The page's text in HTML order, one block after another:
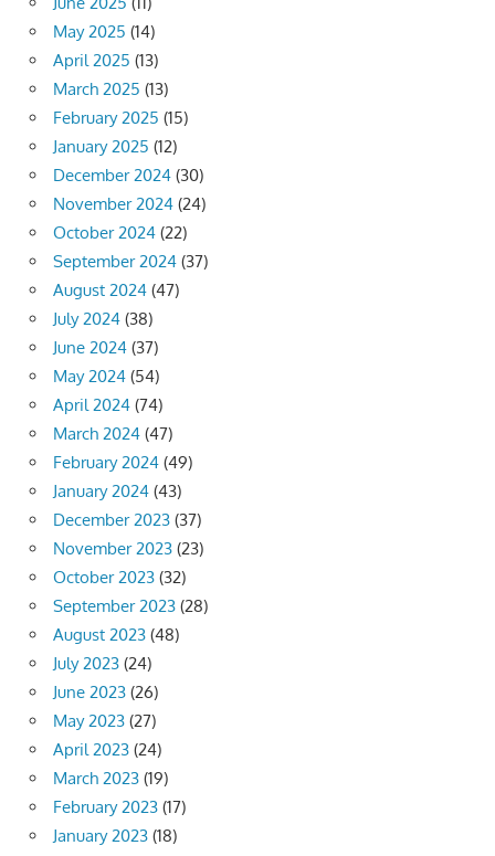
May 2025 (14)
April 2025 (13)
March 2025 (13)
February 2025 (15)
January 2025 (12)
December 2024 (30)
November 2024 (24)
October 2024 (22)
September 2024 (37)
August 2024 (47)
July 2024 (38)
June 2024 (37)
May 2024 (54)
April 2024 (74)
March 2024 (47)
February 2024 (49)
January 2024 (43)
December 2023 (37)
November 2023 (23)
October 2023 (32)
September 2023 (28)
August 2023 (48)
July 2023 (24)
June 2023 (26)
May 2023 (27)
April 2023 (24)
March 2023 (19)
February 2023 (17)
January 2023 (18)